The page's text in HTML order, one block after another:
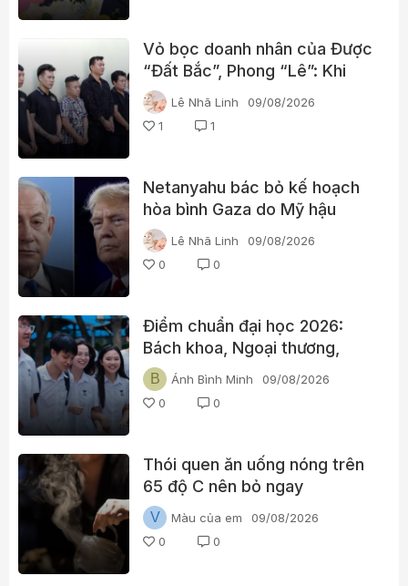
Vỏ bọc doanh nhân của Được
“Đất Bắc”, Phong “Lê”: Khi
doanh nghiệp trở thành “áo
giáp” cho đường dây đòi nợ
thuê
Lê Nhã Linh
09/08/2026
1
1
Netanyahu bác bỏ kế hoạch
hòa bình Gaza do Mỹ hậu
thuẫn, tuyên bố Israel chưa
rút quân nếu Hamas chưa giải
giáp
Lê Nhã Linh
09/08/2026
0
0
Điểm chuẩn đại học 2026:
Bách khoa, Ngoại thương,
Kinh tế Quốc dân cùng nhiều
trường “hot” đã lên điểm
B Ánh Bình Minh
09/08/2026
0
0
Thói quen ăn uống nóng trên
65 độ C nên bỏ ngay
V Màu của em
09/08/2026
0
0